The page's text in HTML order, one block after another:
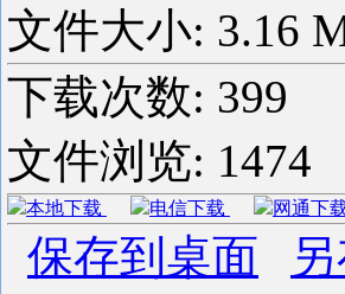
文件大小: 3.16
下载次数: 399
文件浏览: 1474
本地下载 电信下载 网通下
保存到桌面